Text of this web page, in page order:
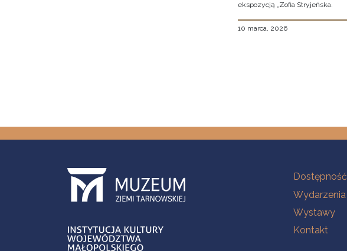
ekspozycją „Zofia Stryjeńska.
10 marca, 2026
Na skróty
Dostępność
Wydarzenia
Wystawy
Kontakt